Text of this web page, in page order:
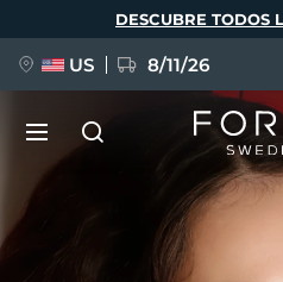
DESCUBRE TODOS
US 8/11/26
BREAKING NEWS
Idioma